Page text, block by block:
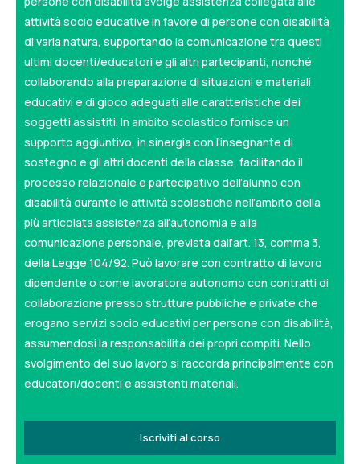
attività socio educative in favore di persone con disabilità
di varia natura, supportando la comunicazione tra questi
ultimi docenti/educatori e gli altri partecipanti, nonché
collaborando alla preparazione di situazioni e materiali
educativi e di gioco adeguati alle caratteristiche dei
soggetti assistiti. In ambito scolastico fornisce un
supporto aggiuntivo, in sinergia con l’insegnante di
sostegno e gli altri docenti della classe, facilitando il
processo relazionale e partecipativo dell’alunno con
disabilità durante le attività scolastiche nell’ambito della
più articolata assistenza all’autonomia e alla
comunicazione personale, prevista dall’art. 13, comma 3,
della Legge 104/92. Può lavorare con contratto di lavoro
dipendente o come lavoratore autonomo con contratti di
collaborazione presso strutture pubbliche e private che
erogano servizi socio educativi per persone con disabilità,
assumendosi la responsabilità dei propri compiti. Nello
svolgimento del suo lavoro si raccorda principalmente con
educatori/docenti e assistenti materiali.
Iscriviti al corso